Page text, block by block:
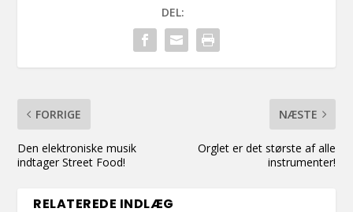
DEL:
FORRIGE
Den elektroniske musik
indtager Street Food!
NÆSTE
Orglet er det største af alle
instrumenter!
RELATEREDE INDLÆG